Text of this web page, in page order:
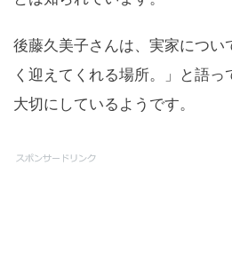
後藤久美子さんは、実家につい
く迎えてくれる場所。」と語
大切にしているようです。